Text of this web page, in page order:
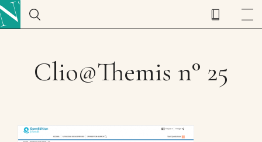
Clio@Themis n° 25